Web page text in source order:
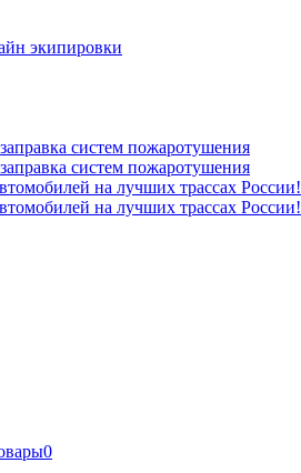
экипировки
систем пожаротушения
систем пожаротушения
на лучших трассах России!
на лучших трассах России!
0